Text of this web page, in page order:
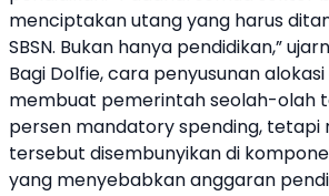
menciptakan utang yang harus
SBSN. Bukan hanya pendidikan,”
Bagi Dolfie, cara penyusunan
membuat pemerintah seolah-olah
persen mandatory spending, tetapi
tersebut disembunyikan di
yang menyebabkan anggaran